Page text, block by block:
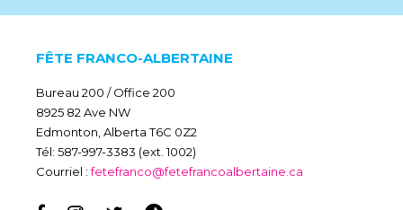
FÊTE FRANCO-ALBERTAINE
Bureau 200 / Office 200
8925 82 Ave NW
Edmonton, Alberta T6C 0Z2
Tél: 587-997-3383 (ext. 1002)
Courriel :fetefranco@fetefrancoalbertaine.ca